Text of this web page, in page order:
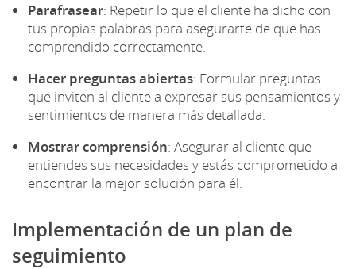
Parafrasear: Repetir lo que el cliente ha dicho con
tus propias palabras para asegurarte de que has
comprendido correctamente.
Hacer preguntas abiertas: Formular preguntas
que inviten al cliente a expresar sus pensamientos y
sentimientos de manera más detallada.
Mostrar comprensión: Asegurar al cliente que
entiendes sus necesidades y estás comprometido a
encontrar la mejor solución para él.
Implementación de un plan de
seguimiento